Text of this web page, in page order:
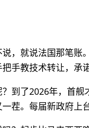
说，就说法国那笔账
把手教技术转让，承
到了2026年，首舰
茬。每届新政府上